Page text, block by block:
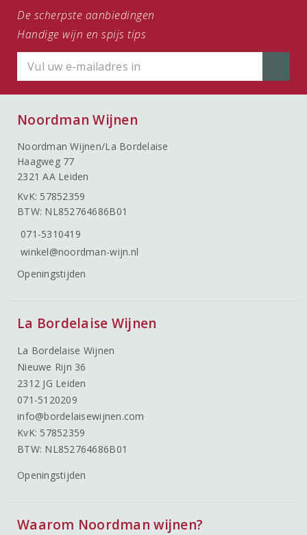
De scherpste aanbiedingen
Handige wijn en spijs tips
Noordman Wijnen
Noordman Wijnen/La Bordelaise
Haagweg 77
2321 AA Leiden
KvK: 57852359
BTW: NL852764686B01
071-5310419
winkel@noordman-wijn.nl
Openingstijden
La Bordelaise Wijnen
La Bordelaise Wijnen
Nieuwe Rijn 36
2312 JG Leiden
071-5120209
info@bordelaisewijnen.com
KvK: 57852359
BTW: NL852764686B01
Openingstijden
Waarom Noordman wijnen?